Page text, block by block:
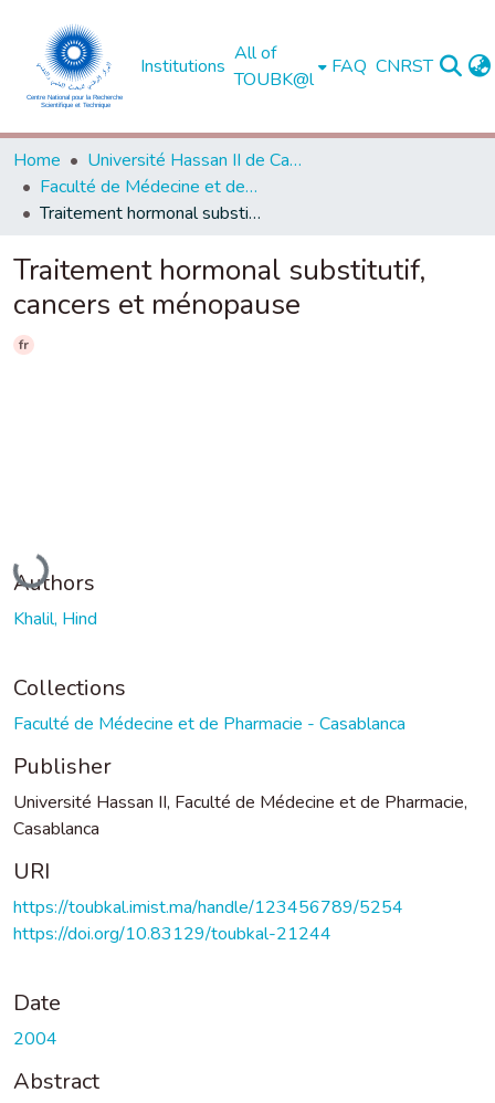
Institutions
All of
TOUBK@l
FAQ CNRST
Home
Université Hassan II de Casablanca
Faculté de Médecine et de Pharmacie - Casablanca
Traitement hormonal substitutif, cancers et ménopause
Traitement hormonal substitutif,
cancers et ménopause
fr
Loading...
Authors
Khalil, Hind
Collections
Faculté de Médecine et de Pharmacie - Casablanca
Publisher
Université Hassan II, Faculté de Médecine et de Pharmacie,
Casablanca
URI
https://toubkal.imist.ma/handle/123456789/5254
https://doi.org/10.83129/toubkal-21244
Date
2004
Abstract